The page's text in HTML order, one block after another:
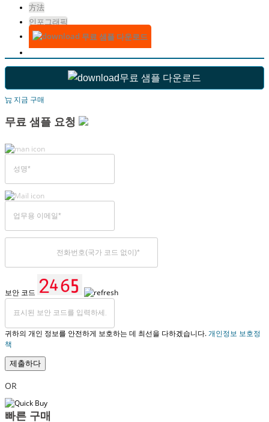
方法
인포그래픽
무료 샘플 다운로드
무료 샘플 다운로드
지금 구매
무료 샘플 요청
보안 코드
귀하의 개인 정보를 안전하게 보호하는 데 최선을 다하겠습니다.개인정보 보호정
책
제출하다
OR
빠른 구매